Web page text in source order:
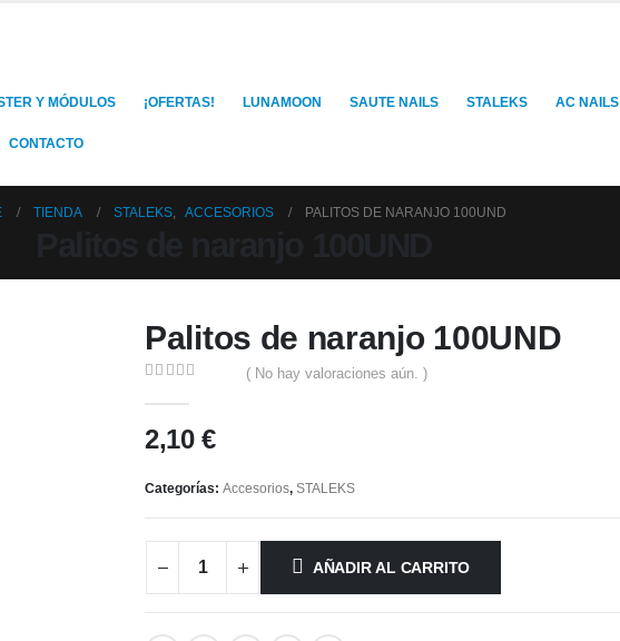
Y MÓDULOS ¡OFERTAS! LUNAMOON SAUTE NAILS STALEKS AC NAILS
CONTACTO
TIENDA STALEKS, ACCESORIOS PALITOS DE NARANJO 100UND
Palitos de naranjo 100UND
( No hay valoraciones aún. )
2,10 €
Categorías: Accesorios, STALEKS
AÑADIR AL CARRITO